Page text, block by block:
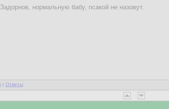
нормальную бабу, псакой не назовут.
| Ответы